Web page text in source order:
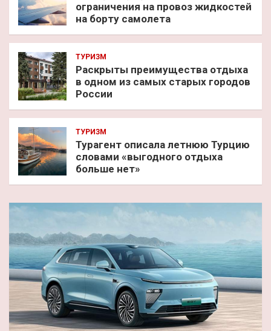
ограничения на провоз жидкостей
на борту самолета
ТУРИЗМ
Раскрыты преимущества отдыха
в одном из самых старых городов
России
ТУРИЗМ
Турагент описала летнюю Турцию
словами «выгодного отдыха
больше нет»